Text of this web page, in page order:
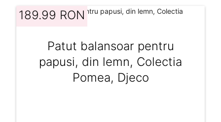
189.99 RON
Patut balansoar pentru
papusi, din lemn, Colectia
Pomea, Djeco